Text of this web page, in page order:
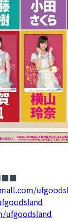
ufgoodsland